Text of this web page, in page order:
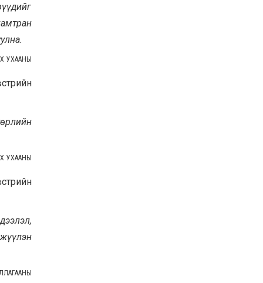
УХААНЫ
УХААНЫ